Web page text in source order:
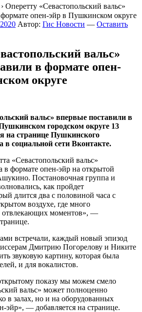
› Оперетту «Севастопольский вальс»
опен-эйр в Пушкинском округе
Автор: Гис Новости — Оставить
вальс»
в формате опен-
округе
вальс» впервые поставили в
городском округе 13
на странице Пушкинского
в социальной сети Вконтакте.
«Севастопольский вальс»
в формате опен-эйр на открытой
Постановочная группа и
как пройдет
длится два с половиной часа с
воздухе, где много
отвлекающих моментов», —
встречали, каждый новый эпизод
Дмитрию Погорелову и Никите
звуковую картину, которая была
и для вокалистов.
показу мы можем смело
вальс» может полноценно
в залах, но и на оборудованных
эйр», — добавляется на странице.